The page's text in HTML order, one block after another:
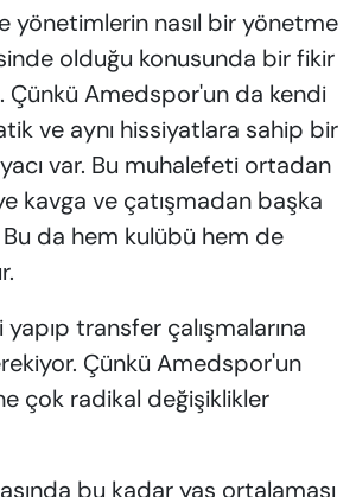
yönetimlerin nasıl bir yönetme
olduğu konusunda bir fikir
Çünkü Amedspor'un da kendi
ve aynı hissiyatlara sahip bir
var. Bu muhalefeti ortadan
kavga ve çatışmadan başka
da hem kulübü hem de
yapıp transfer çalışmalarına
Çünkü Amedspor'un
çok radikal değişiklikler
bu kadar yaş ortalaması